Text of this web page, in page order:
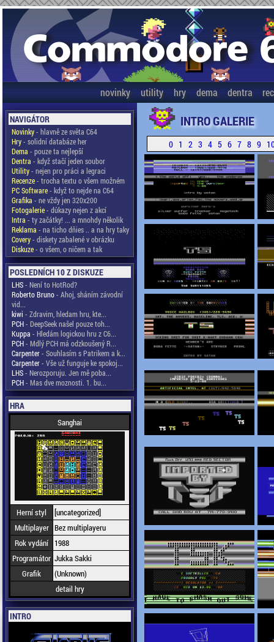
novinky utility hry dema dentra
NAVIGÁTOR
Novinky- hlavně ze světa C64
Hry- solidní databáze her
Dema - pouze ta nejlepší
Dentra - když stačí jeden soubor
Utility- nejen pro práci a legraci
Recenze- trocha textu o všem možném
PC Software- když to nejde na C64
Grafika - ne vždy jen 320x200
Fotogalerie- důkazy nejen z akcí
Intra - ty začátky! ... a mnohdy několik
Reklama - na ticho dňies .. a na hry taky
Covery- diskety zabalené v obrázku
Diskuze- o všem, o ničem a tak
POSLEDNÍCH 10 Z DISKUZE
LHS- Není to HotRod?
Roberto Bruno- Ahoj, sháním závodní
vid...
kiwi - Zdravim, hledam hru, kte...
PCH- DeepSeek našel pouze toh...
Kuppa - Hledám logickou hru z C6...
PCH- Mdlý PCH má odzkoušený R...
Carpenter- Souhlasím s Patrikem a k...
Carpenter- Vše už funguje ke spokoj...
LHS- Nerozporuju. Jen mě poba...
PCH- Mas dve moznosti. 1. bu...
HRA
Sanghai
Herní styl
[uncategorized]
Multiplayer Bez multiplayeru
Rok vydání
1988
Programátor Jukka Sakki
Grafik
(Unknown)
detail hry
INTRO
INTRO GALERIE
0 1 2 3 4 5 6 7 8 9